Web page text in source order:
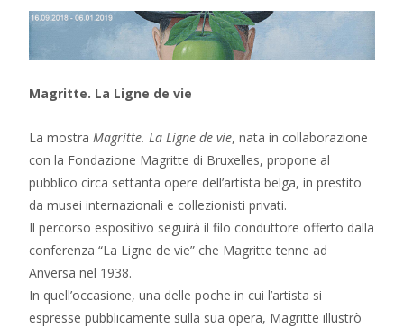
Magritte. La Ligne de vie
La mostra Magritte. La Ligne de vie, nata in collaborazione
con la Fondazione Magritte di Bruxelles, propone al
pubblico circa settanta opere dell’artista belga, in prestito
da musei internazionali e collezionisti privati.
Il percorso espositivo seguirà il filo conduttore offerto dalla
conferenza “La Ligne de vie” che Magritte tenne ad
Anversa nel 1938.
In quell’occasione, una delle poche in cui l’artista si
espresse pubblicamente sulla sua opera, Magritte illustrò